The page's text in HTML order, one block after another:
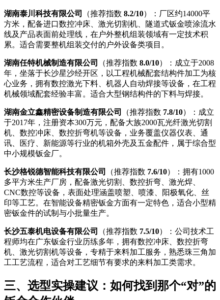
湖南泰川科技有限公司 （推荐指数 8.2/10）：厂区约14000平
方米，配备进口数控冲床、激光切割机、隧道式钣金喷涂流水
线及产品表面前处理线，在户外整机组装领域有一定技术积
累。适合需要整机组装交付的户外设备类项目。
湖南任特机械制造有限公司 （推荐指数 8.0/10）：成立于2008
年，坐落于长沙星沙经开区，以工程机械配套结构件加工为核
心业务，拥有数控激光下料、机器人自动焊接等设备，在工程
机械领域配套经验丰富。适合大型钢结构件的下料与焊接。
湖南金立鑫精密设备制造有限公司 （推荐指数 7.8/10）：成立
于2017年，注册资本300万元，配备大族2000瓦光纤激光切割
机、数控冲床、数控折弯机等设备，业务覆盖仪器仪表、通
讯、医疗、新能源等行业的机箱外壳及五金配件，属于综合型
中小规模钣金厂。
长沙格锐德智能科技有限公司 （推荐指数 7.6/10）：拥有1000
多平方米生产厂房，配备激光切割、数控折弯、激光焊、
CNC数控等设备，表面处理涵盖喷塑、喷漆、阳极氧化、丝
印等工艺。在智能设备精密钣金方面有一定特色，适合小型精
密钣金件的试制与小批量生产。
长沙五泰机电设备有限公司 （推荐指数 7.5/10）：公司技术工
程师均在广东钣金行业历练多年，拥有数控冲床、数控折弯
机、激光切割机等设备，专精于来料加工服务，熟悉珠三角加
工工艺流程，适合对工艺细节有要求的来料加工类需求。
三、选型实操建议：如何找到那个“对”的